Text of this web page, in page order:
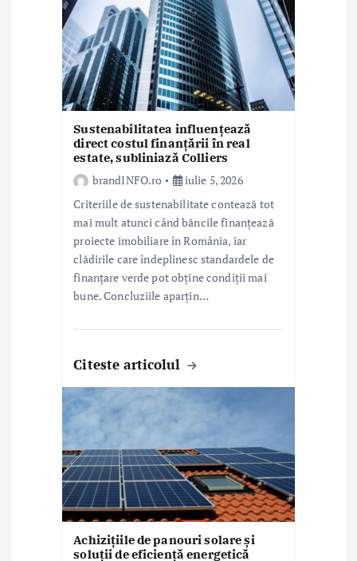
Sustenabilitatea influențează
direct costul finanțării în real
estate, subliniază Colliers
brandINFO.ro
iulie 5, 2026
Criteriile de sustenabilitate contează tot
mai mult atunci când băncile finanțează
proiecte imobiliare în România, iar
clădirile care îndeplinesc standardele de
finanțare verde pot obține condiții mai
bune. Concluziile aparțin…
Citeste articolul
Achizițiile de panouri solare și
soluții de eficiență energetică